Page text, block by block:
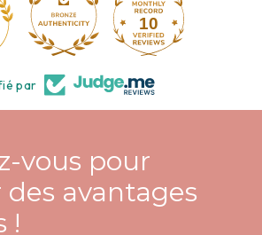
10
par
vous pour
des avantages
!